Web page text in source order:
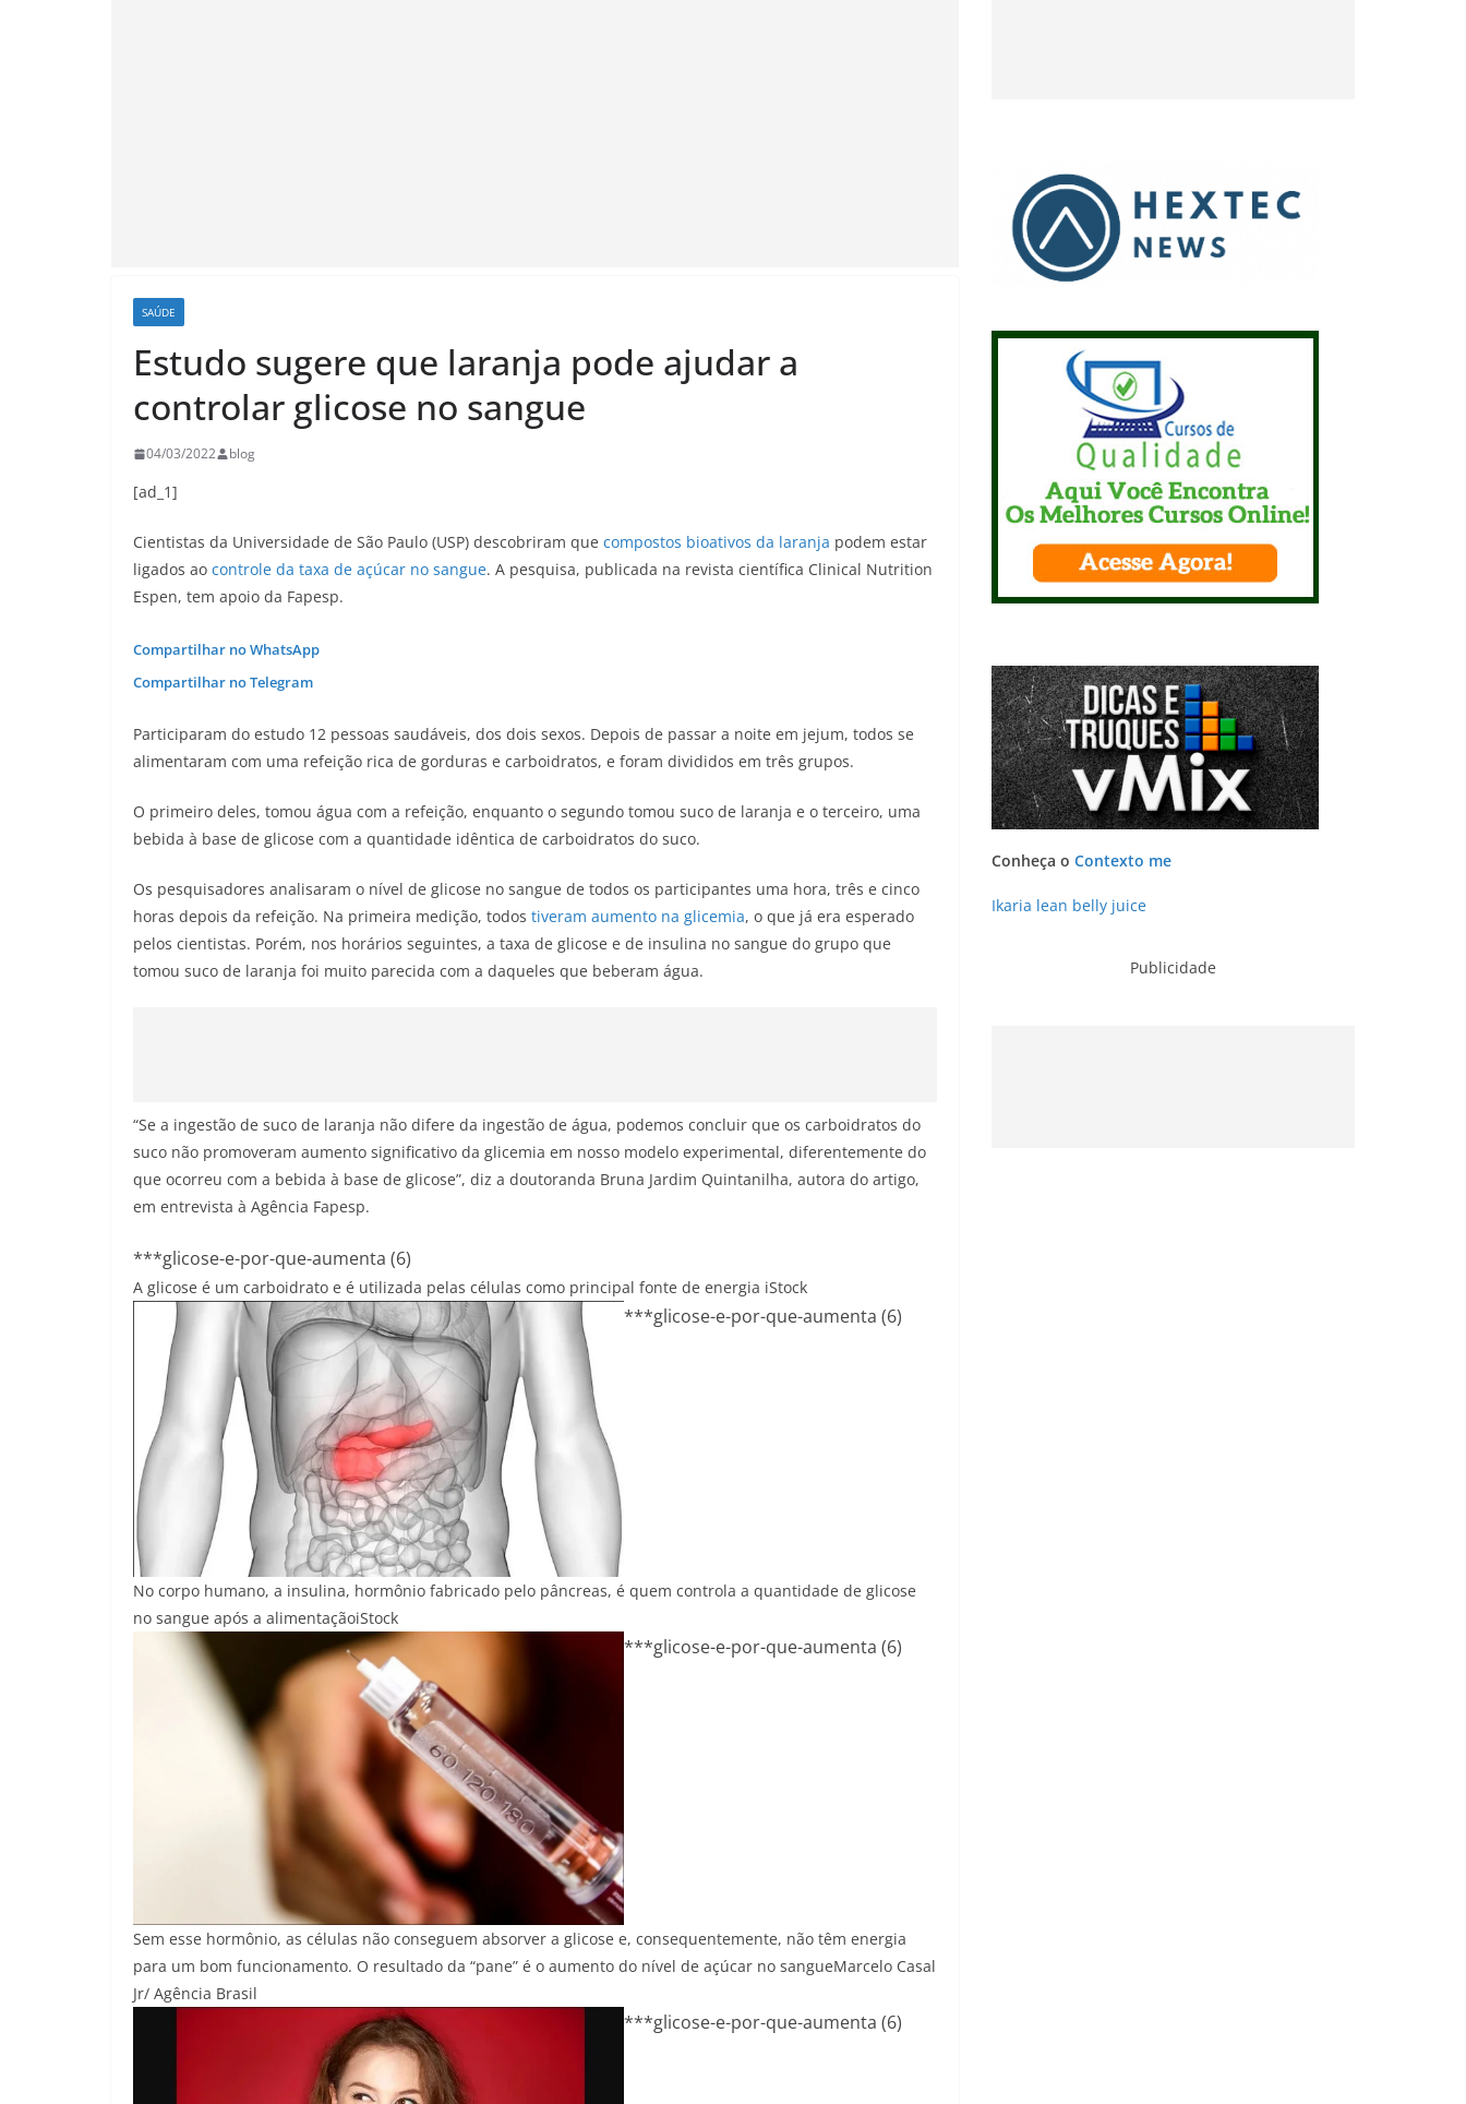
SAÚDE
Estudo sugere que laranja pode ajudar a
controlar glicose no sangue
04/03/2022 blog
[ad_1]
Cientistas da Universidade de São Paulo (USP) descobriram que compostos bioativos da laranja podem estar
ligados ao controle da taxa de açúcar no sangue. A pesquisa, publicada na revista científica Clinical Nutrition
Espen, tem apoio da Fapesp.
Compartilhar no WhatsApp
Compartilhar no Telegram
Participaram do estudo 12 pessoas saudáveis, dos dois sexos. Depois de passar a noite em jejum, todos se
alimentaram com uma refeição rica de gorduras e carboidratos, e foram divididos em três grupos.
O primeiro deles, tomou água com a refeição, enquanto o segundo tomou suco de laranja e o terceiro, uma
bebida à base de glicose com a quantidade idêntica de carboidratos do suco.
Os pesquisadores analisaram o nível de glicose no sangue de todos os participantes uma hora, três e cinco
horas depois da refeição. Na primeira medição, todos tiveram aumento na glicemia, o que já era esperado
pelos cientistas. Porém, nos horários seguintes, a taxa de glicose e de insulina no sangue do grupo que
tomou suco de laranja foi muito parecida com a daqueles que beberam água.
“Se a ingestão de suco de laranja não difere da ingestão de água, podemos concluir que os carboidratos do
suco não promoveram aumento significativo da glicemia em nosso modelo experimental, diferentemente do
que ocorreu com a bebida à base de glicose”, diz a doutoranda Bruna Jardim Quintanilha, autora do artigo,
em entrevista à Agência Fapesp.
***glicose-e-por-que-aumenta (6)
A glicose é um carboidrato e é utilizada pelas células como principal fonte de energia iStock
***glicose-e-por-que-aumenta (6)
No corpo humano, a insulina, hormônio fabricado pelo pâncreas, é quem controla a quantidade de glicose
no sangue após a alimentaçãoiStock
***glicose-e-por-que-aumenta (6)
Sem esse hormônio, as células não conseguem absorver a glicose e, consequentemente, não têm energia
para um bom funcionamento. O resultado da “pane” é o aumento do nível de açúcar no sangueMarcelo Casal
Jr/ Agência Brasil
***glicose-e-por-que-aumenta (6)
Conheça o Contexto me
Ikaria lean belly juice
Publicidade